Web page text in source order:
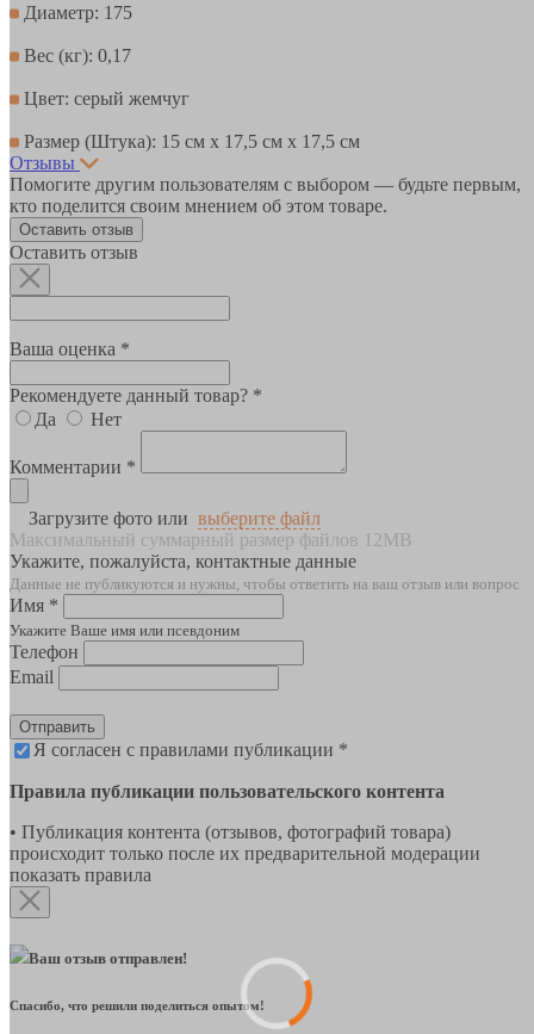
Диаметр: 175
Вес (кг): 0,17
Цвет: серый жемчуг
Размер (Штука): 15 см х 17,5 см х 17,5 см
Отзывы
Помогите другим пользователям с выбором — будьте первым,
кто поделится своим мнением об этом товаре.
Оставить отзыв
Оставить отзыв
Ваша оценка *
Рекомендуете данный товар? *
Да
Нет
Комментарии *
Загрузите фото или выберите файл
Максимальный суммарный размер файлов 12MB
Укажите, пожалуйста, контактные данные
Данные не публикуются и нужны, чтобы ответить на ваш отзыв или вопрос
Имя *
Укажите Ваше имя или псевдоним
Телефон
Email
Отправить
Я согласен с правилами публикации *
Правила публикации пользовательского контента
• Публикация контента (отзывов, фотографий товара)
происходит только после их предварительной модерации
показать правила
Ваш отзыв отправлен!
Спасибо, что решили поделиться опытом!